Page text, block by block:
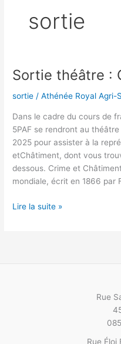
sortie
Sortie théâtre :
sortie /Athénée Royal Agri-
Dans le cadre du cours de
5PAF se rendront au
2025 pour assister à la
etChâtiment, dont vous
dessous. Crime et
mondiale, écrit en 1866 par
Sortie
Lire la suite »
Rue
Rue Éloi